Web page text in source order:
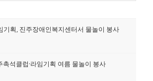
기획, 진주장애인복지센터서 물놀이 봉사
석클럽·라임기획 여름 물놀이 봉사